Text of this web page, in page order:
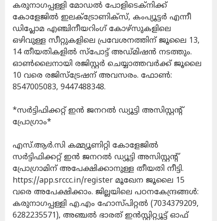
കരുനാഗപ്പള്ളി മോഡല്‍ പോളിടെക്‌നിക്ക്
കോളേജില്‍ ഇലക്ട്രോണിക്സ്, കംപ്യൂട്ടര്‍ എന്നീ
ഡിപ്ലോമ എഞ്ചിനീയറിംഗ് കോഴ്സുകളിലെ
ഒഴിവുള്ള സീറ്റുകളിലെ പ്രവേശനത്തിന് ജൂലൈ 13,
14 തീയതികളില്‍ സ്പോട്ട് അഡ്മിഷന്‍ നടത്തും.
ഓണ്‍ലൈനായി രജിസ്റ്റര്‍ ചെയ്യാത്തവര്‍ക്ക് ജൂലൈ
10 വരെ രജിസ്‌ട്രേഷന് അവസരം. ഫോണ്‍:
8547005083, 9447488348.
*സര്‍ട്ടിഫിക്കറ്റ് ഇന്‍ ജനറല്‍ ഡ്യൂട്ടി അസിസ്റ്റന്റ്
പ്രോഗ്രാം*
എസ്.ആര്‍.സി കമ്മ്യൂണിറ്റി കോളേജില്‍
സര്‍ട്ടിഫിക്കറ്റ് ഇന്‍ ജനറല്‍ ഡ്യൂട്ടി അസിസ്റ്റന്റ്
പ്രോഗ്രാമിന് അപേക്ഷിക്കാനുള്ള തീയതി നീട്ടി.
https://app.srccc.in/register മൂഖേന ജൂലൈ 15
വരെ അപേക്ഷിക്കാം. ജില്ലയിലെ പഠനകേന്ദ്രങ്ങള്‍:
കരുനാഗപ്പള്ളി എ.എം ഹോസ്പിറ്റല്‍ (7034379209,
6282235571), അഞ്ചല്‍ ഭാരത് ഇന്‍സ്റ്റിറ്റ്യൂട്ട് ഓഫ്